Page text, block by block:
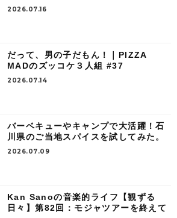
2026.07.16
だって、男の子だもん！｜PIZZA
MADのズッコケ３人組 #37
2026.07.14
バーベキューやキャンプで大活躍！石
川県のご当地スパイスを試してみた。
2026.07.09
Kan Sanoの音楽的ライフ【観ずる
日々】第82回：モジャツアーを終えて